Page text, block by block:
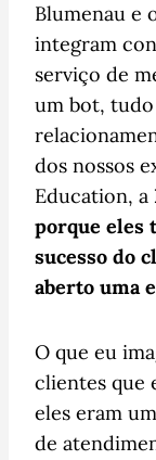
Blumenau e
integram
serviço de
um bot,
dos nossos
Education, a
porque eles
sucesso do
aberto uma
O que eu
clientes que
eles eram
de